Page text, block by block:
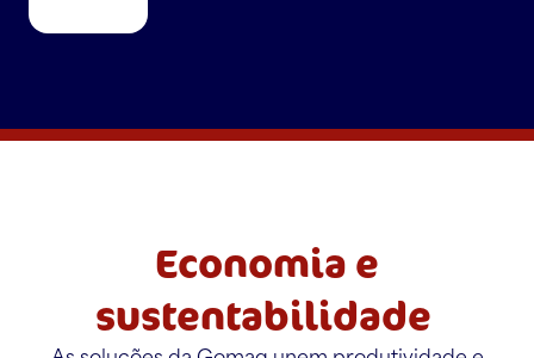
Economia e
sustentabilidade